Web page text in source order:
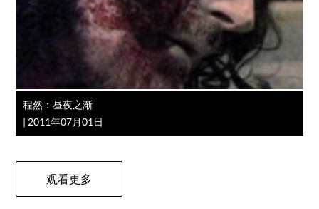
程然：昼夜之渐
| 2011年07月01日
观看更多